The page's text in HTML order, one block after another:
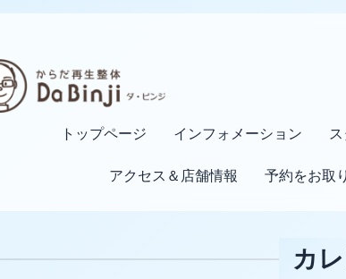
トップページ インフォメーション
アクセス＆店舗情報 予約をお取
カ